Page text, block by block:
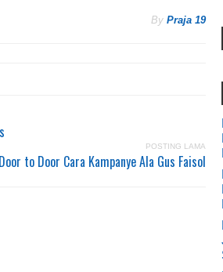
By Praja 19
POSTING LAMA
Door to Door Cara Kampanye Ala Gus Faisol